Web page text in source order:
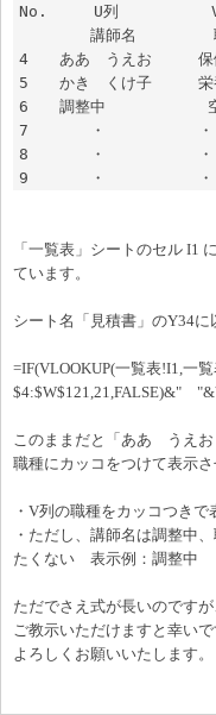
No.　　　U列　　　　　　
講師名　　　　　
4　　ああ　うえお　　　保
5　　かき　くけ子　　　
6　　調整中　　　　　　
7　　　　・　　　　　　・
8　　　　・　　　　　　・
9　　　　・　　　　　　・
「一覧表」シートのセル I1
ています。
シート名「見積書」のY34に
=IF(VLOOKUP(一覧表!I1,一
$4:$W$121,21,FALSE)&"
このままだと「ああ うえ
職種にカッコをつけて表示さ
・V列の職種をカッコつ
・ただし、講師名は調整中
たくない 表示例：調整中
ただでさえ式が長いのです
ご教示いただけますと幸いで
よろしくお願いいたします。